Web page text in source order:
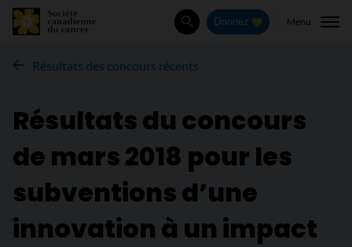
Rechercher
Donnez Menu
Résultats des concours récents
Résultats du concours
de mars 2018 pour les
subventions d’une
innovation à un impact